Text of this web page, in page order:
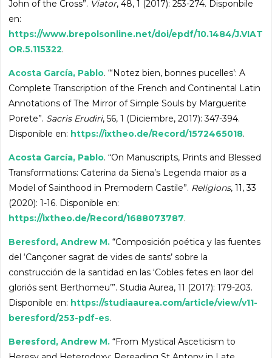
John of the Cross”. Viator, 48, 1 (2017): 253-274. Disponbile
en:
https://www.brepolsonline.net/doi/epdf/10.1484/J.VIAT
OR.5.115322.
Acosta García, Pablo. “‘Notez bien, bonnes pucelles’: A
Complete Transcription of the French and Continental Latin
Annotations of The Mirror of Simple Souls by Marguerite
Porete”. Sacris Erudiri, 56, 1 (Diciembre, 2017): 347-394.
Disponible en: https://ixtheo.de/Record/1572465018.
Acosta García, Pablo. “On Manuscripts, Prints and Blessed
Transformations: Caterina da Siena’s Legenda maior as a
Model of Sainthood in Premodern Castile”. Religions, 11, 33
(2020): 1-16. Disponible en:
https://ixtheo.de/Record/1688073787.
Beresford, Andrew M. “Composición poética y las fuentes
del ‘Cançoner sagrat de vides de sants’ sobre la
construcción de la santidad en las ‘Cobles fetes en laor del
gloriós sent Berthomeu’”. Studia Aurea, 11 (2017): 179-203.
Disponible en: https://studiaaurea.com/article/view/v11-
beresford/253-pdf-es.
Beresford, Andrew M. “From Mystical Asceticism to